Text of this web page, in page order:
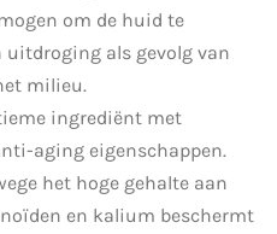
om de huid te
uitdroging als gevolg van
milieu.
ingrediënt met
aging eigenschappen.
het hoge gehalte aan
en kalium beschermt